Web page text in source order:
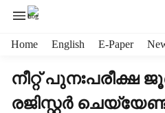
Home English E-Paper
നീറ്റ് പുനഃപരീക്ഷ
രജിസ്റ്റർ